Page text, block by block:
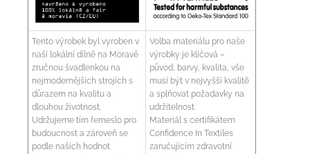
Tento výrobek byl vyroben v
naší lokální dílně na Moravě
zručnou švadlenkou na
nejmodernějších strojích s
důrazem na kvalitu a
dlouhou životnost.
Udržujeme tím řemeslo pro
budoucnost a zároveň se
podle našich hodnot
Volba materiálu pro naše
výrobky je klíčová –
původ, barvy, kvalita, vše
musí být v nejvyšší kvalitě
a splňovat požadavky na
udržitelnost.
Materiál s certifikátem
Confidence In Textiles
zaručujícím zdravotní